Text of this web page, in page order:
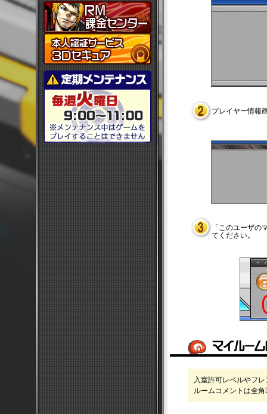
プレイヤー情報
「このユーザ
てください。
入室許可レベルやフ
ルームコメントは全